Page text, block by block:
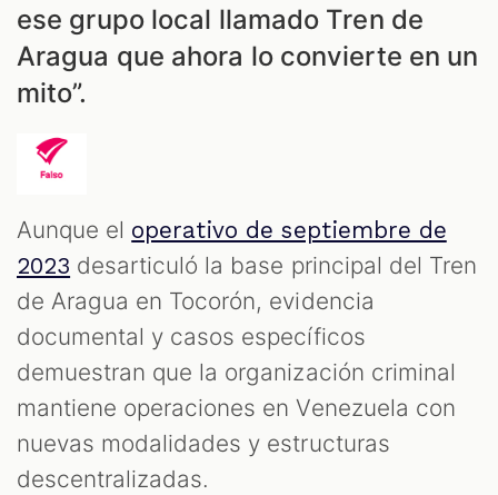
ese grupo local llamado Tren de
Aragua que ahora lo convierte en un
mito”.
Aunque el operativo de septiembre de
2023 desarticuló la base principal del Tren
de Aragua en Tocorón, evidencia
documental y casos específicos
demuestran que la organización criminal
mantiene operaciones en Venezuela con
nuevas modalidades y estructuras
descentralizadas.